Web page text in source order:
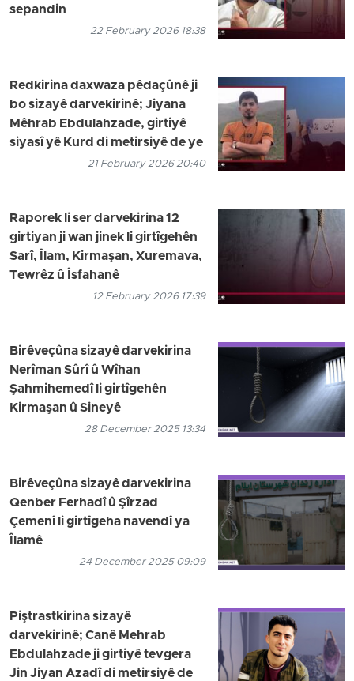
sepandin
22 February 2026 18:38
Redkirina daxwaza pêdaçûnê ji
bo sizayê darvekirinê; Jiyana
Mêhrab Ebdulahzade, girtiyê
siyasî yê Kurd di metirsiyê de ye
21 February 2026 20:40
Raporek li ser darvekirina 12
girtiyan ji wan jinek li girtîgehên
Sarî, Îlam, Kirmaşan, Xuremava,
Tewrêz û Îsfahanê
12 February 2026 17:39
Birêveçûna sizayê darvekirina
Nerîman Sûrî û Wîhan
Şahmihemedî li girtîgehên
Kirmaşan û Sineyê
28 December 2025 13:34
Birêveçûna sizayê darvekirina
Qenber Ferhadî û Şîrzad
Çemenî li girtîgeha navendî ya
Îlamê
24 December 2025 09:09
Piştrastkirina sizayê
darvekirinê; Canê Mehrab
Ebdulahzade ji girtiyê tevgera
Jin Jiyan Azadî di metirsiyê de